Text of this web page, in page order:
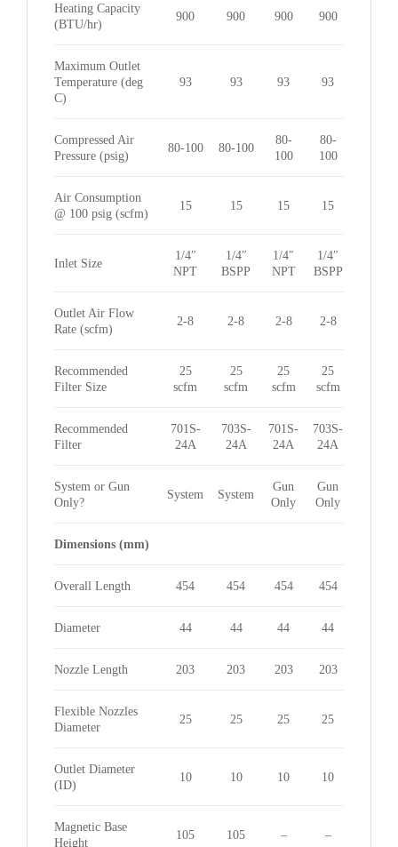
Heating Capacity
(BTU/hr)
900 900 900 900
Maximum Outlet
Temperature (deg
C)
93 93 93 93
Compressed Air
Pressure (psig)
80-100 80-100
80-
100
80-
100
Air Consumption
@ 100 psig (scfm)
15 15 15 15
Inlet Size
1/4″
NPT
1/4″
BSPP
1/4″
NPT
1/4″
BSPP
Outlet Air Flow
Rate (scfm)
2-8 2-8 2-8 2-8
Recommended
Filter Size
25
scfm
25
scfm
25
scfm
25
scfm
Recommended
Filter
701S-
24A
703S-
24A
701S-
24A
703S-
24A
System or Gun
Only?
System System
Gun
Only
Gun
Only
Dimensions (mm)
Overall Length 454 454 454 454
Diameter 44 44 44 44
Nozzle Length 203 203 203 203
Flexible Nozzles
Diameter
25 25 25 25
Outlet Diameter
(ID)
10 10 10 10
Magnetic Base
Height
105 105 – –